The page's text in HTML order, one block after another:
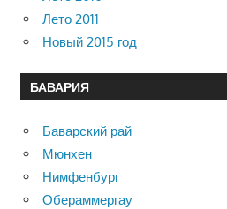
Лето 2011
Новый 2015 год
БАВАРИЯ
Баварский рай
Мюнхен
Нимфенбург
Обераммергау